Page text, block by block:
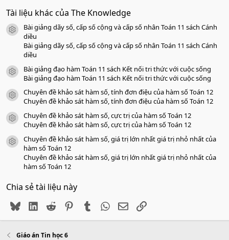
0
0
a
Tài liệu khác của The Knowledge
icon tài liệu
Bài giảng dãy số, cấp số cộng và cấp số nhân Toán 11 sách Cánh
diều
Bài giảng dãy số, cấp số cộng và cấp số nhân Toán 11 sách Cánh
diều
icon tài liệu
Bài giảng đạo hàm Toán 11 sách Kết nối tri thức với cuộc sống
Bài giảng đạo hàm Toán 11 sách Kết nối tri thức với cuộc sống
icon tài liệu
Chuyên đề khảo sát hàm số, tính đơn điệu của hàm số Toán 12
Chuyên đề khảo sát hàm số, tính đơn điệu của hàm số Toán 12
icon tài liệu
Chuyên đề khảo sát hàm số, cực trị của hàm số Toán 12
Chuyên đề khảo sát hàm số, cực trị của hàm số Toán 12
icon tài liệu
Chuyên đề khảo sát hàm số, giá trị lớn nhất giá trị nhỏ nhất của
hàm số Toán 12
Chuyên đề khảo sát hàm số, giá trị lớn nhất giá trị nhỏ nhất của
hàm số Toán 12
Chia sẻ tài liệu này
BlueskyLinkedIn
Reddit PinterestTumblr WhatsApp
EmailLink
Giáo án Tin học 6